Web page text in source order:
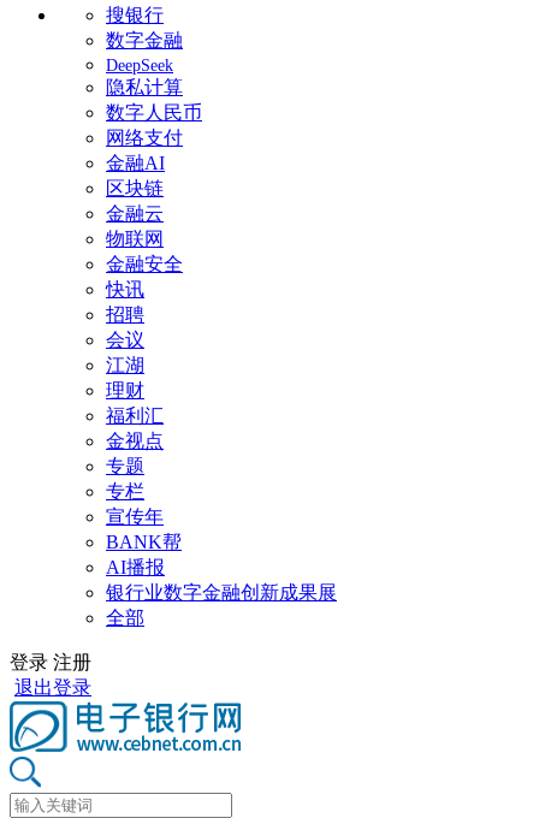
搜银行
数字金融
DeepSeek
隐私计算
数字人民币
网络支付
金融AI
区块链
金融云
物联网
金融安全
快讯
招聘
会议
江湖
理财
福利汇
金视点
专题
专栏
宣传年
BANK帮
AI播报
银行业数字金融创新成果展
全部
登录 注册
退出登录